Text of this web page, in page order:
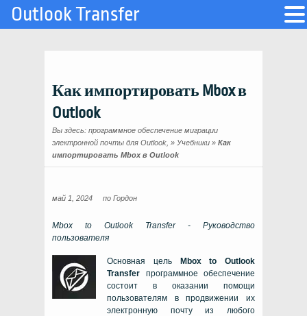
Как импортировать Mbox в
Outlook
Вы здесь: программное обеспечение миграции
электронной почты для Outlook, » Учебники » Как
импортировать Mbox в Outlook
май 1, 2024 по Гордон
Mbox to Outlook Transfer- Руководство
пользователя
Основная цель
Mbox to Outlook
Transfer программное обеспечение
состоит в оказании помощи
пользователям в продвижении их
электронную почту из любого
Outlook Transfer